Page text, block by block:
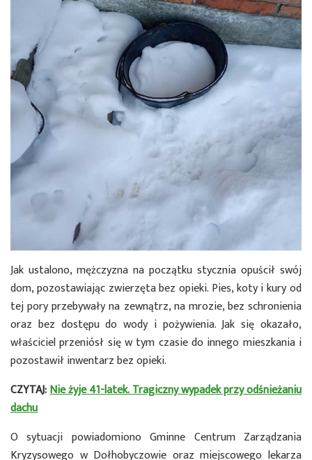
Jak ustalono, mężczyzna na początku stycznia opuścił swój
dom, pozostawiając zwierzęta bez opieki. Pies, koty i kury od
tej pory przebywały na zewnątrz, na mrozie, bez schronienia
oraz bez dostępu do wody i pożywienia. Jak się okazało,
właściciel przeniósł się w tym czasie do innego mieszkania i
pozostawił inwentarz bez opieki.
CZYTAJ:Nie żyje 41-latek. Tragiczny wypadek przy odśnieżaniu
dachu
O sytuacji powiadomiono Gminne Centrum Zarządzania
Kryzysowego w Dołhobyczowie oraz miejscowego lekarza